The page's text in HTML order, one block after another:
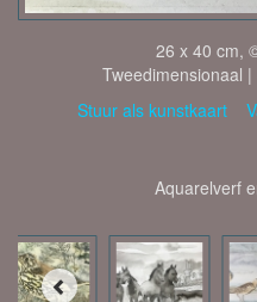
26 x 40 cm,
Tweedimensionaal
Stuur als kunstkaart
Aquarelverf